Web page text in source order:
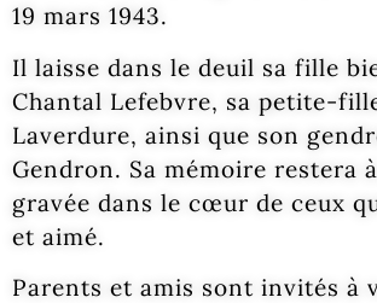
19 mars 1943.
Il laisse dans le deuil sa fille
Chantal Lefebvre, sa petite-
Laverdure, ainsi que son
Gendron. Sa mémoire restera
gravée dans le cœur de ceux
et aimé.
Parents et amis sont invités à